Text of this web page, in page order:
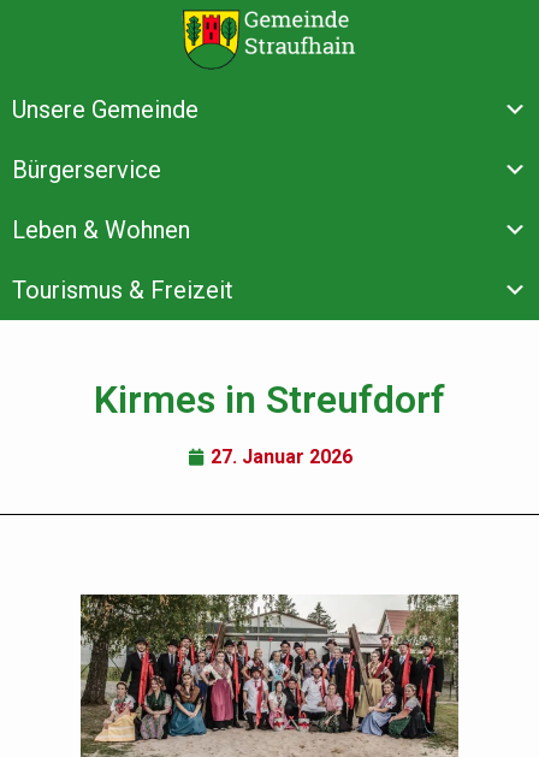
Unsere Gemeinde
Bürgerservice
Leben & Wohnen
Tourismus & Freizeit
Kirmes in Streufdorf
27. Januar 2026